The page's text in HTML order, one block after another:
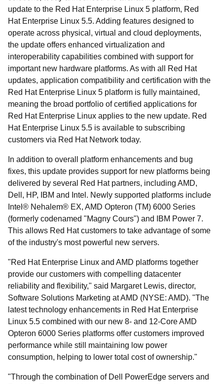
update to the Red Hat Enterprise Linux 5 platform, Red
Hat Enterprise Linux 5.5. Adding features designed to
operate across physical, virtual and cloud deployments,
the update offers enhanced virtualization and
interoperability capabilities combined with support for
important new hardware platforms. As with all Red Hat
updates, application compatibility and certification with the
Red Hat Enterprise Linux 5 platform is fully maintained,
meaning the broad portfolio of certified applications for
Red Hat Enterprise Linux applies to the new update. Red
Hat Enterprise Linux 5.5 is available to subscribing
customers via Red Hat Network today.
In addition to overall platform enhancements and bug
fixes, this update provides support for new platforms being
delivered by several Red Hat partners, including AMD,
Dell, HP, IBM and Intel. Newly supported platforms include
Intel® Nehalem® EX, AMD Opteron (TM) 6000 Series
(formerly codenamed "Magny Cours") and IBM Power 7.
This allows Red Hat customers to take advantage of some
of the industry's most powerful new servers.
"Red Hat Enterprise Linux and AMD platforms together
provide our customers with compelling datacenter
reliability and flexibility," said Margaret Lewis, director,
Software Solutions Marketing at AMD (NYSE: AMD). "The
latest technology enhancements in Red Hat Enterprise
Linux 5.5 combined with our new 8- and 12-Core AMD
Opteron 6000 Series platforms offer customers improved
performance while still maintaining low power
consumption, helping to lower total cost of ownership."
"Through the combination of Dell PowerEdge servers and